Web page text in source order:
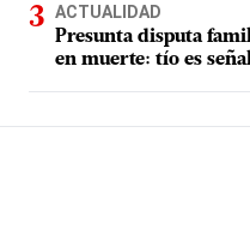
ACTUALIDAD
Presunta disputa
en muerte: tío es